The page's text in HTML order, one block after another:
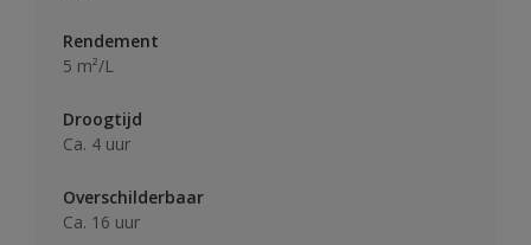
Rendement
5 m²/L
Droogtijd
Ca. 4 uur
Overschilderbaar
Ca. 16 uur